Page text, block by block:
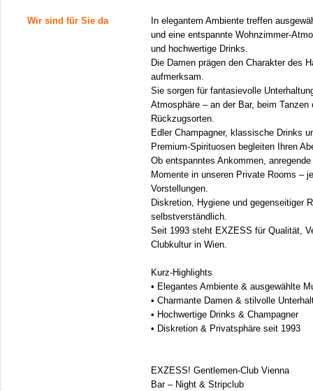
Wir sind für Sie da
In elegantem Ambiente treffen
und eine entspannte Wohnzimmer-
und hochwertige Drinks.
Die Damen prägen den Charakter des
aufmerksam.
Sie sorgen für fantasievolle
Atmosphäre – an der Bar, beim Tanzen
Rückzugsorten.
Edler Champagner, klassische Drinks
Premium-Spirituosen begleiten Ihren
Ob entspanntes Ankommen,
Momente in unseren Private Rooms –
Vorstellungen.
Diskretion, Hygiene und gegenseitiger
selbstverständlich.
Seit 1993 steht EXZESS für Qualität,
Clubkultur in Wien.
Kurz-Highlights
• Elegantes Ambiente & ausgewählte
• Charmante Damen & stilvolle
• Hochwertige Drinks & Champagner
• Diskretion & Privatsphäre seit 1993
EXZESS! Gentlemen-Club Vienna
Bar – Night & Stripclub